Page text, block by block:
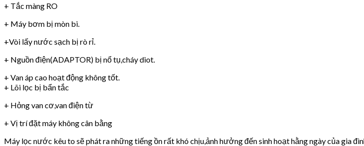
+ Tắc màng RO
+ Máy bơm bị mòn bi.
+Vòi lấy nước sạch bị rò rỉ.
+ Nguồn điện(ADAPTOR) bị nổ tụ,cháy diot.
+ Van áp cao hoạt động không tốt.
+ Lõi lọc bị bẩn tắc
+ Hỏng van cơ,van điện từ
+ Vị trí đặt máy không cân bằng
Máy lọc nước kêu to sẽ phát ra những tiếng ồn rất khó chịu,ảnh hưởng đến sinh hoạt hằng ngày của gia